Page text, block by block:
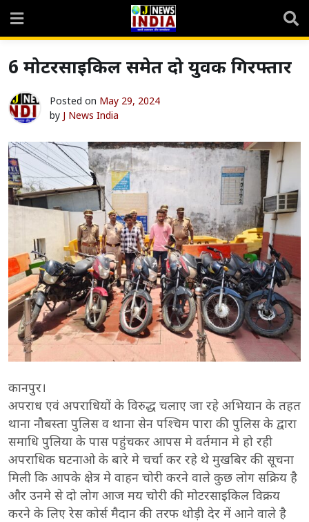
content
6 मोटरसाइकिल समेत दो युवक गिरफ्तार
Posted on May 29, 2024
by J News India
कानपुर।
अपराध एवं अपराधियों के विरुद्ध चलाए जा रहे अभियान के तहत
थाना नौबस्ता पुलिस व थाना सेन पश्चिम पारा की पुलिस के द्वारा
समाधि पुलिया के पास पहुंचकर आपस मे वर्तमान मे हो रही
अपराधिक घटनाओ के बारे मे चर्चा कर रहे थे मुखबिर की सूचना
मिली कि आपके क्षेत्र मे वाहन चोरी करने वाले कुछ लोग सक्रिय है
और उनमे से दो लोग आज मय चोरी की मोटरसाइकिल विक्रय
करने के लिए रेस कोर्स मैदान की तरफ थोड़ी देर में आने वाले है